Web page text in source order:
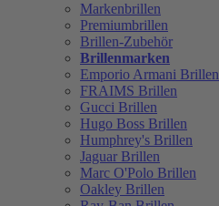
Markenbrillen
Premiumbrillen
Brillen-Zubehör
Brillenmarken
Emporio Armani Brillen
FRAIMS Brillen
Gucci Brillen
Hugo Boss Brillen
Humphrey's Brillen
Jaguar Brillen
Marc O'Polo Brillen
Oakley Brillen